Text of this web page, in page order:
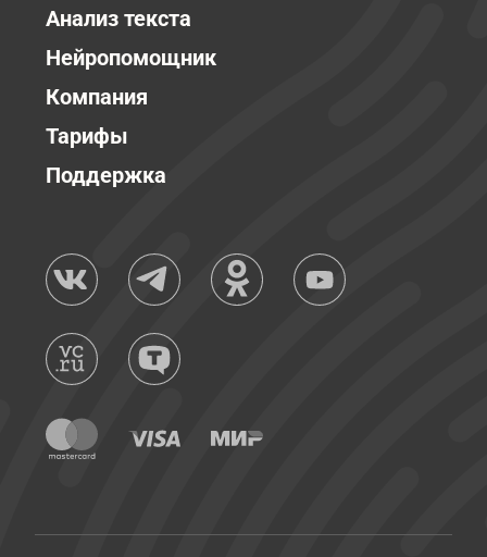
Анализ текста
Нейропомощник
Компания
Тарифы
Поддержка